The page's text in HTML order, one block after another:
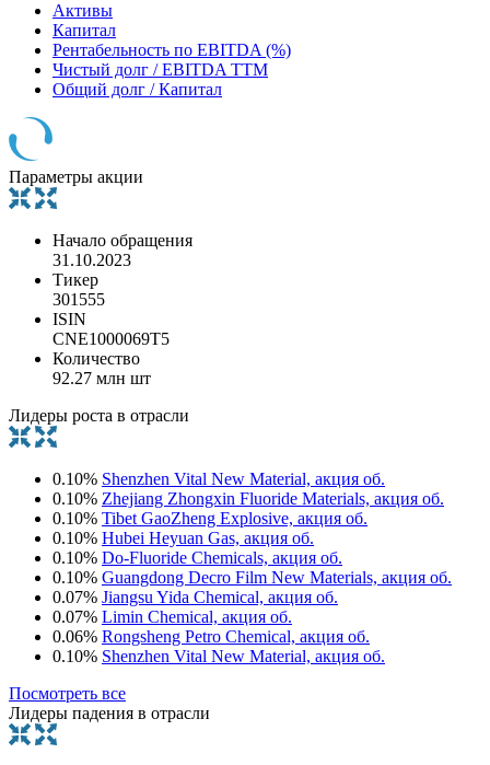
Активы
Капитал
Рентабельность по EBITDA (%)
Чистый долг / EBITDA TTM
Общий долг / Капитал
Параметры акции
Начало обращения
31.10.2023
Тикер
301555
ISIN
CNE1000069T5
Количество
92.27 млн шт
Лидеры роста в отрасли
0.10% Shenzhen Vital New Material, акция об.
0.10% Zhejiang Zhongxin Fluoride Materials, акция об.
0.10% Tibet GaoZheng Explosive, акция об.
0.10% Hubei Heyuan Gas, акция об.
0.10% Do-Fluoride Chemicals, акция об.
0.10% Guangdong Decro Film New Materials, акция об.
0.07% Jiangsu Yida Chemical, акция об.
0.07% Limin Chemical, акция об.
0.06% Rongsheng Petro Chemical, акция об.
0.10% Shenzhen Vital New Material, акция об.
Посмотреть все
Лидеры падения в отрасли